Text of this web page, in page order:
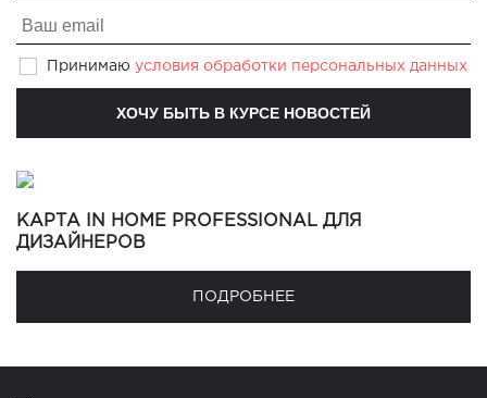
Принимаю условия обработки персональных данных
КАРТА IN HOME PROFESSIONAL ДЛЯ
ДИЗАЙНЕРОВ
ПОДРОБНЕЕ